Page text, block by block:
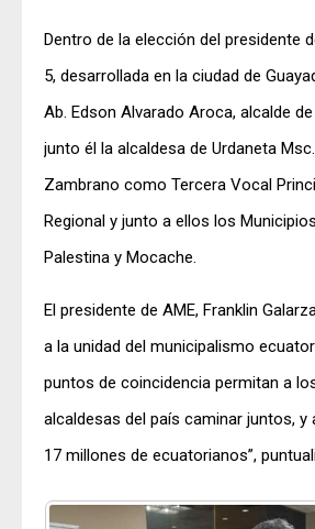
Dentro de la elección del presidente
5, desarrollada en la ciudad de
Ab. Edson Alvarado Aroca, alcalde
junto él la alcaldesa de Urdaneta
Zambrano como Tercera Vocal
Regional y junto a ellos los
Palestina y Mocache.
El presidente de AME, Franklin
a la unidad del municipalismo
puntos de coincidencia permitan a
alcaldesas del país caminar juntos,
17 millones de ecuatorianos”,